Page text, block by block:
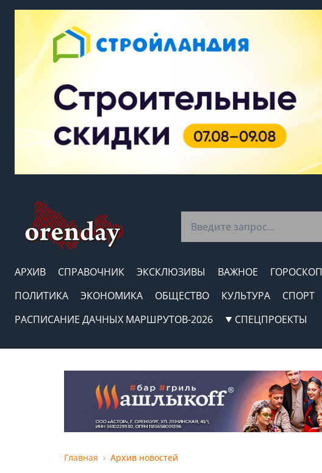
АРХИВ СПРАВОЧНИК ЭКСКЛЮЗИВЫ ВАЖНОЕ ГОРОСКОП
ПОЛИТИКА
ЭКОНОМИКА ОБЩЕСТВО КУЛЬТУРА СПОРТ
РАСПИСАНИЕ ДАЧНЫХ МАРШРУТОВ-2026
СПЕЦПРОЕКТЫ
Главная Архив новостей